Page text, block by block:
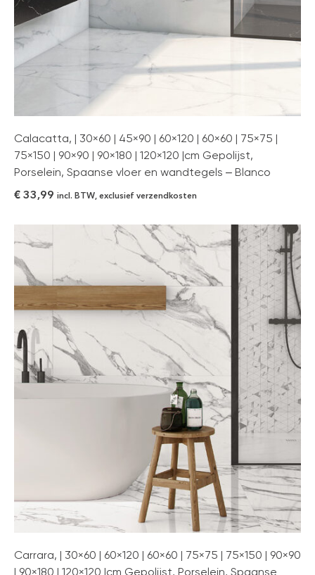
Calacatta, | 30×60 | 45×90 | 60×120 | 60×60 | 75×75 |
75×150 | 90×90 | 90×180 | 120×120 |cm Gepolijst,
Porselein, Spaanse vloer en wandtegels – Blanco
€ 33,99 incl. BTW, exclusief verzendkosten
Carrara, | 30×60 | 60×120 | 60×60 | 75×75 | 75×150 | 90×90
| 90×180 | 120×120 |cm Gepolijst, Porselein, Spaanse